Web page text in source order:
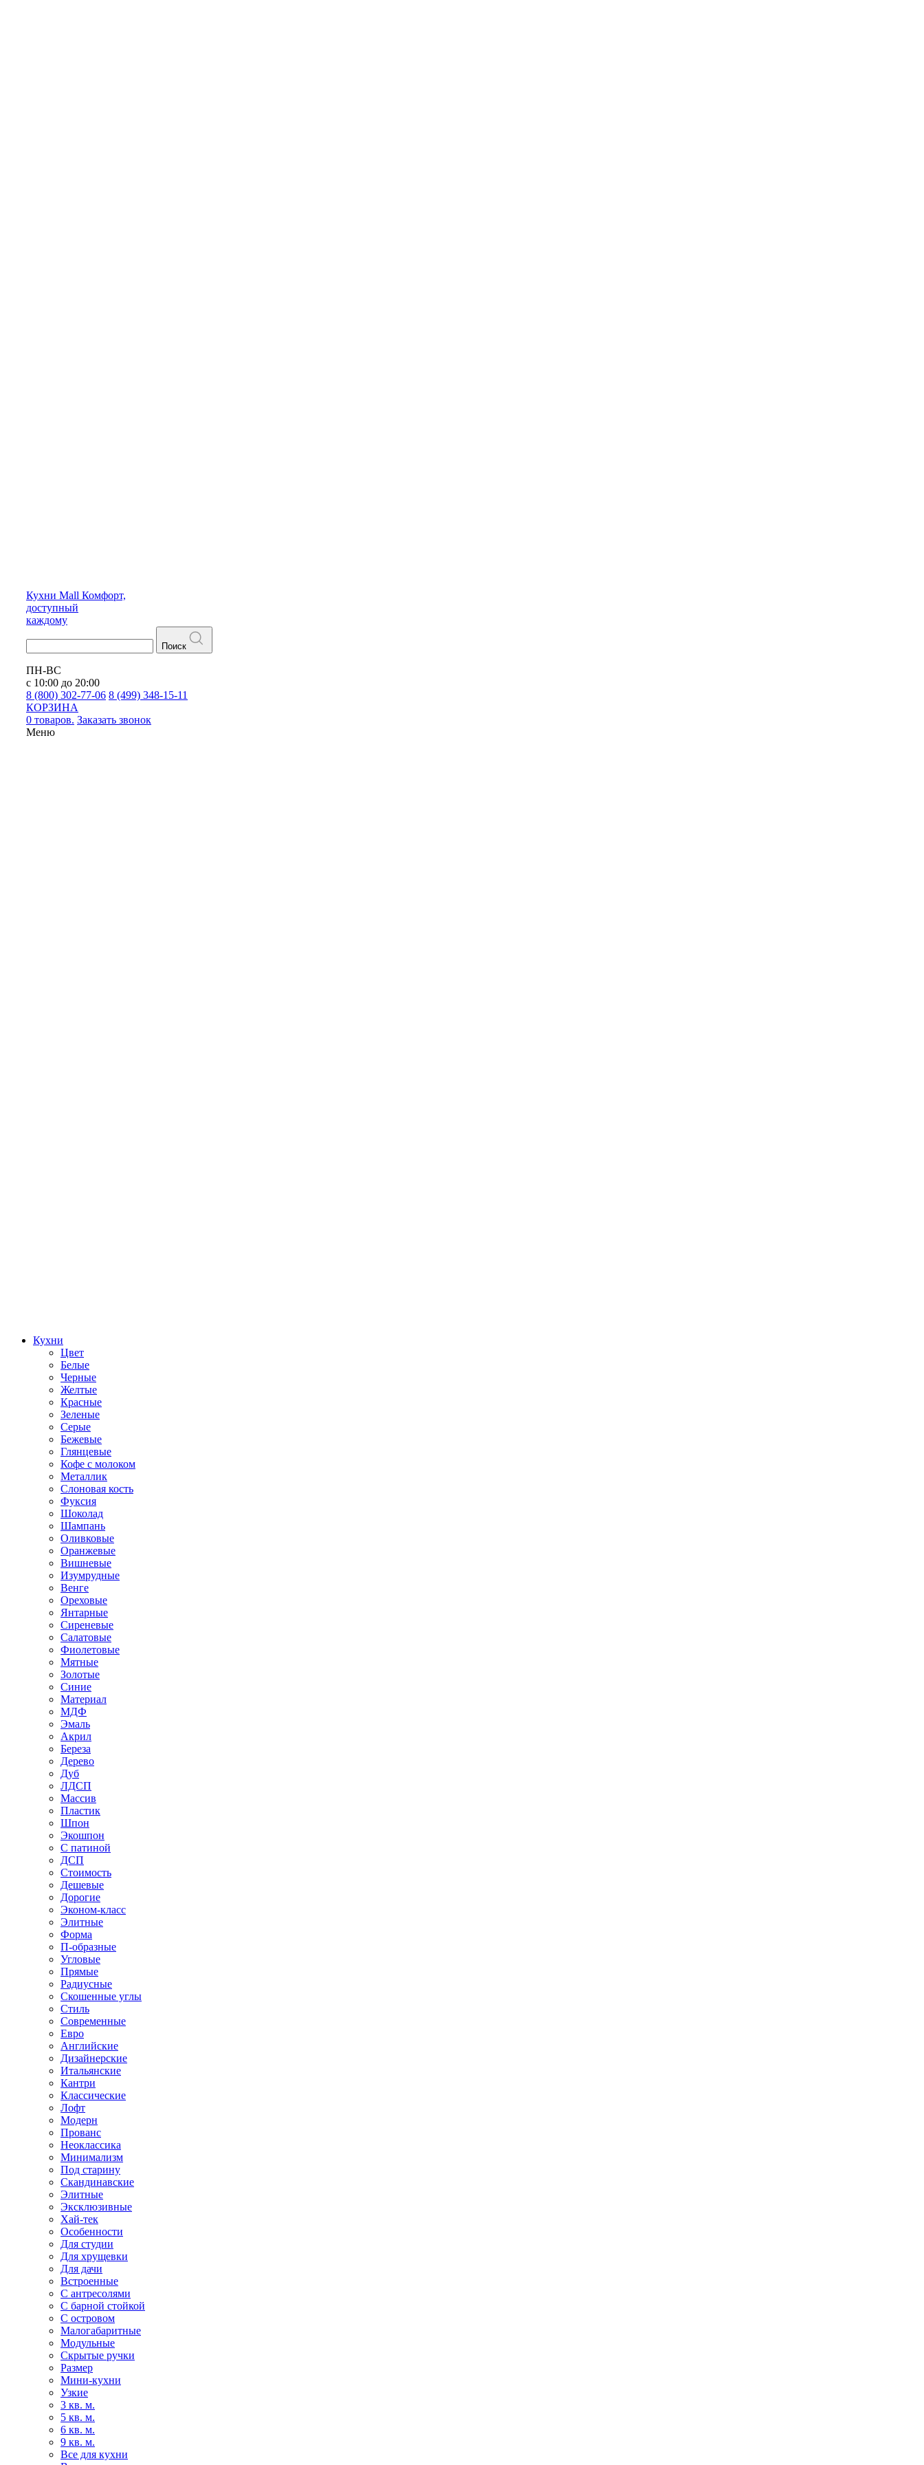
Кухни Mall Комфорт,
доступный
каждому
Поиск
ПН-ВС
с 10:00 до 20:00
8 (800) 302-77-06 8 (499) 348-15-11
КОРЗИНА
0 товаров. Заказать звонок
Меню
Кухни
Цвет
Белые
Черные
Желтые
Красные
Зеленые
Серые
Бежевые
Глянцевые
Кофе с молоком
Металлик
Слоновая кость
Фуксия
Шоколад
Шампань
Оливковые
Оранжевые
Вишневые
Изумрудные
Венге
Ореховые
Янтарные
Сиреневые
Салатовые
Фиолетовые
Мятные
Золотые
Синие
Материал
МДФ
Эмаль
Акрил
Береза
Дерево
Дуб
ЛДСП
Массив
Пластик
Шпон
Экошпон
С патиной
ДСП
Стоимость
Дешевые
Дорогие
Эконом-класс
Элитные
Форма
П-образные
Угловые
Прямые
Радиусные
Скошенные углы
Стиль
Современные
Евро
Английские
Дизайнерские
Итальянские
Кантри
Классические
Лофт
Модерн
Прованс
Неоклассика
Минимализм
Под старину
Скандинавские
Элитные
Эксклюзивные
Хай-тек
Особенности
Для студии
Для хрущевки
Для дачи
Встроенные
С антресолями
С барной стойкой
С островом
Малогабаритные
Модульные
Скрытые ручки
Размер
Мини-кухни
Узкие
3 кв. м.
5 кв. м.
6 кв. м.
9 кв. м.
Все для кухни